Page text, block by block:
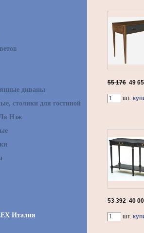
диваны
столики для гостиной
Нэж
Италия
55 176 49
шт.
53 392 40
шт.